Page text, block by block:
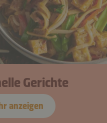
Gerichte
anzeigen